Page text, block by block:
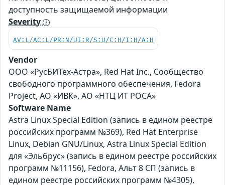
доступность защищаемой информации
Severity
AV:L/AC:L/PR:N/UI:R/S:U/C:H/I:H/A:H
Vendor
ООО «РусБИТех-Астра», Red Hat Inc., Сообщество
свободного программного обеспечения, Fedora
Project, АО «ИВК», АО «НТЦ ИТ РОСА»
Software Name
Astra Linux Special Edition (запись в едином реестре
российских программ №369), Red Hat Enterprise
Linux, Debian GNU/Linux, Astra Linux Special Edition
для «Эльбрус» (запись в едином реестре российских
программ №11156), Fedora, Альт 8 СП (запись в
едином реестре российских программ №4305),